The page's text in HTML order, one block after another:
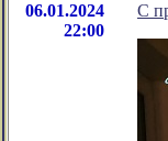
06.01.2024
22:00
С